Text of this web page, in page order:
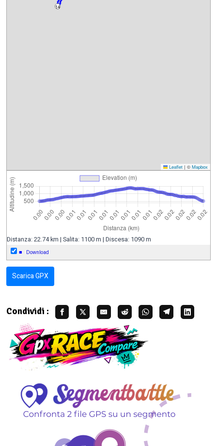
14
Leaflet | ©Mapbox
Distanza: 22.74 km | Salita: 1100 m | Discesa: 1090 m
■ Download
Scarica GPX
Condividi :